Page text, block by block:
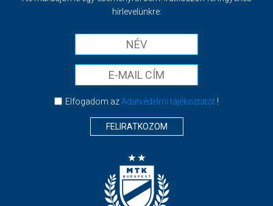
hírlevelünkre:
Elfogadom azAdatvédelmi tájékoztatót!
FELIRATKOZOM